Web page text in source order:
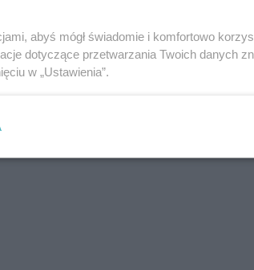
abyś mógł świadomie i komfortowo
dotyczące przetwarzania Twoich danych
w „Ustawienia”.